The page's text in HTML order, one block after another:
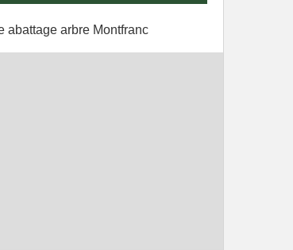
abattage arbre Montfranc